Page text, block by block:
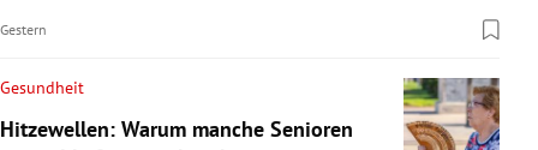
Gestern
Gesundheit
Hitzewellen: Warum manche Senioren